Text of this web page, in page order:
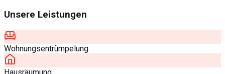
Unsere Leistungen
Wohnungsentrümpelung